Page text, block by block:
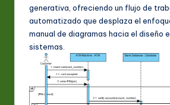
generativa, ofreciendo un flujo de
automatizado que desplaza el
manual de diagramas hacia el diseño
sistemas.